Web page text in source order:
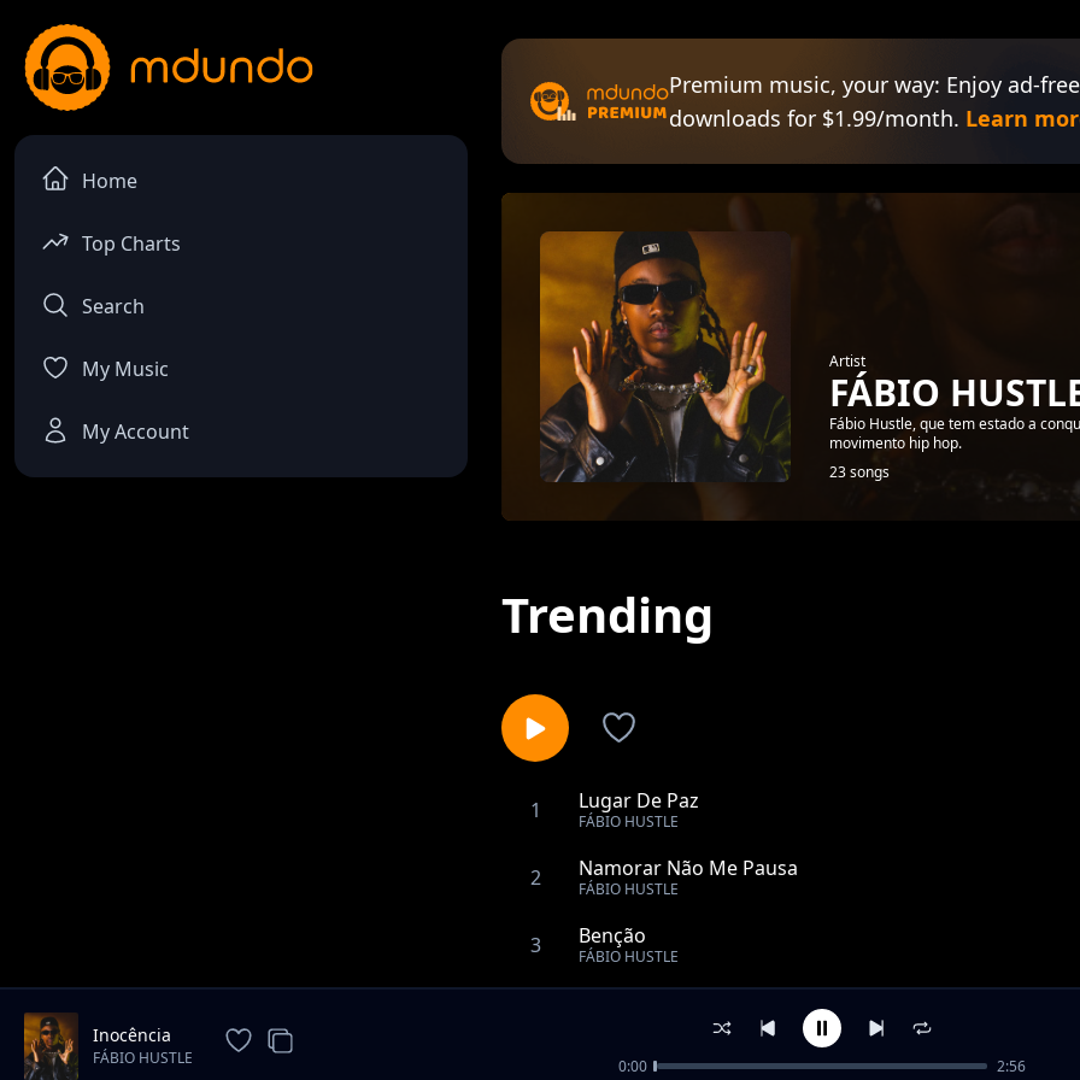
Home
Top Charts
Search
My Music
My Account
Premium music, your way: Enjoy ad-
downloads for $1.99/month. Learn
Artist
FÁBIO
Fábio Hustle, que tem estado a
movimento hip hop.
23 songs
Trending
1 Lugar De Paz
FÁBIO HUSTLE
2 Namorar Não Me Pausa
FÁBIO HUSTLE
3 Benção
FÁBIO HUSTLE
Bandula
Inocência
FÁBIO HUSTLE 0:00 2:56